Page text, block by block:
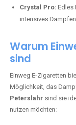
Crystal Pro: Edles
intensives
Warum
sind
Einweg E-Zigaretten
Möglichkeit, das
Peterslahr sind sie
nutzen möchten: